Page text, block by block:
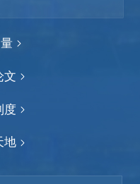
文
度
地